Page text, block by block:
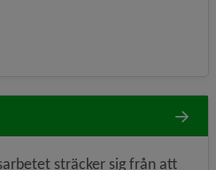
sträcker sig från att